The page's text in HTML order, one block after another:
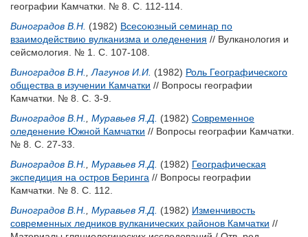
географии Камчатки. № 8. С. 112-114.
Виноградов В.Н. (1982) Всесоюзный семинар по
взаимодействию вулканизма и оледенения // Вулканология и
сейсмология. № 1. С. 107-108.
Виноградов В.Н.
Лагунов И.И. (1982) Роль Географического
общества в изучении Камчатки // Вопросы географии
Камчатки. № 8. С. 3-9.
Виноградов В.Н.
Муравьев Я.Д. (1982) Современное
оледенение Южной Камчатки // Вопросы географии Камчатки.
№ 8. С. 27-33.
Виноградов В.Н.
Муравьев Я.Д. (1982) Географическая
экспедиция на остров Беринга // Вопросы географии
Камчатки. № 8. С. 112.
Виноградов В.Н.
Муравьев Я.Д. (1982) Изменчивость
современных ледников вулканических районов Камчатки //